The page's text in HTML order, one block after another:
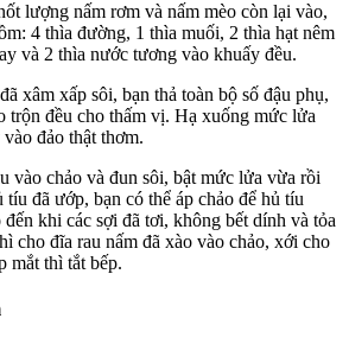
lượng nấm rơm và nấm mèo còn lại vào,
4 thìa đường, 1 thìa muối, 2 thìa hạt nêm
và 2 thìa nước tương vào khuấy đều.
xâm xấp sôi, bạn thả toàn bộ số đậu phụ,
trộn đều cho thấm vị. Hạ xuống mức lửa
đảo thật thơm.
vào chảo và đun sôi, bật mức lửa vừa rồi
tíu đã ướp, bạn có thể áp chảo để hủ tíu
khi các sợi đã tơi, không bết dính và tỏa
cho đĩa rau nấm đã xào vào chảo, xới cho
mắt thì tắt bếp.